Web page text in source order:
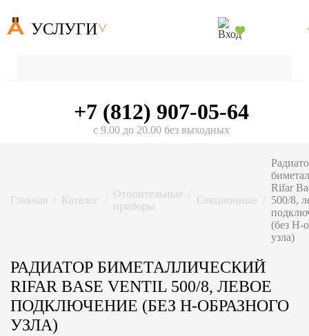
УСЛУГИ
+7 (812) 907-05-64
с 9.00 до 20.00 без выходных
Главная Каталог
Отопительные
приборы
Секционные
Rifar
500/8,
(без H-
узла)
РАДИАТОР БИМЕТАЛЛИЧЕСКИЙ
RIFAR BASE VENTIL 500/8, ЛЕВОЕ
ПОДКЛЮЧЕНИЕ (БЕЗ H-ОБРАЗНОГО
УЗЛА)